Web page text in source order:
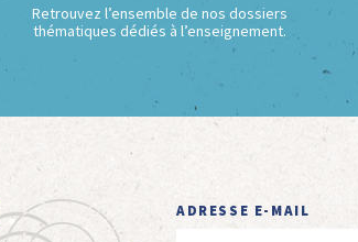
Retrouvez l’ensemble de nos dossiers
thématiques dédiés à l’enseignement.
ADRESSE E-MAIL